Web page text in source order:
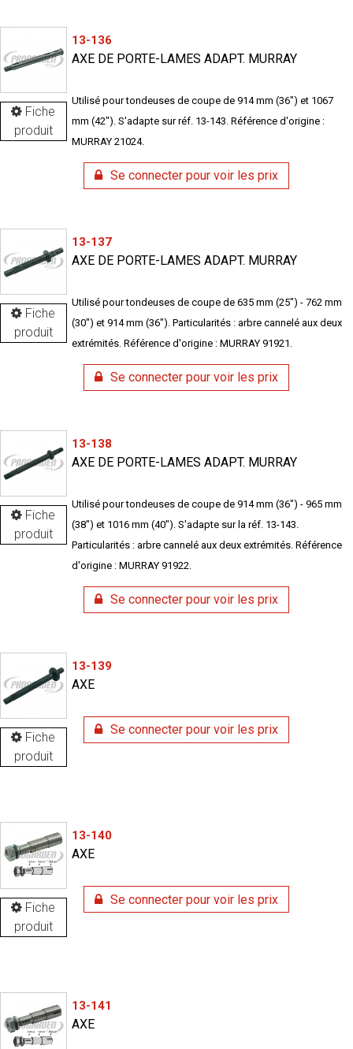
Fiche
produit
13-136
AXE DE PORTE-LAMES ADAPT. MURRAY
Utilisé pour tondeuses de coupe de 914 mm (36") et 1067
mm (42"). S'adapte sur réf. 13-143. Référence d'origine :
MURRAY 21024.
Se connecter pour voir les prix
Fiche
produit
13-137
AXE DE PORTE-LAMES ADAPT. MURRAY
Utilisé pour tondeuses de coupe de 635 mm (25") - 762 mm
(30") et 914 mm (36"). Particularités : arbre cannelé aux deux
extrémités. Référence d'origine : MURRAY 91921.
Se connecter pour voir les prix
Fiche
produit
13-138
AXE DE PORTE-LAMES ADAPT. MURRAY
Utilisé pour tondeuses de coupe de 914 mm (36") - 965 mm
(38") et 1016 mm (40"). S'adapte sur la réf. 13-143.
Particularités : arbre cannelé aux deux extrémités. Référence
d'origine : MURRAY 91922.
Se connecter pour voir les prix
Fiche
produit
13-139
AXE
Se connecter pour voir les prix
Fiche
produit
13-140
AXE
Se connecter pour voir les prix
13-141
AXE